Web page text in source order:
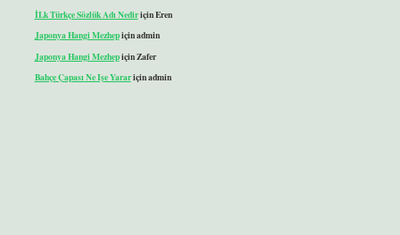
İLk Türkçe Sözlük Adı NediriçinEren
Japonya Hangi Mezhepiçinadmin
Japonya Hangi MezhepiçinZafer
Bahçe Çapası Ne Işe Yarariçinadmin